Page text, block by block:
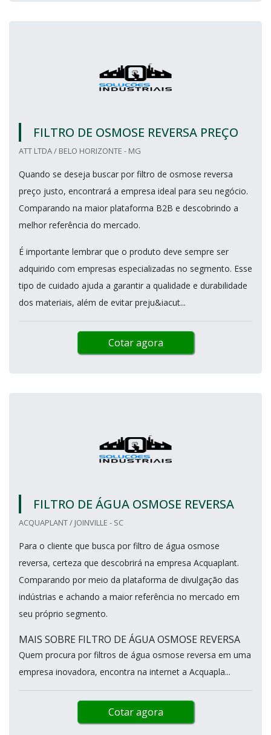
FILTRO DE OSMOSE REVERSA PREÇO
ATT LTDA / BELO HORIZONTE - MG
Quando se deseja buscar por filtro de osmose reversa
preço justo, encontrará a empresa ideal para seu negócio.
Comparando na maior plataforma B2B e descobrindo a
melhor referência do mercado.
É importante lembrar que o produto deve sempre ser
adquirido com empresas especializadas no segmento. Esse
tipo de cuidado ajuda a garantir a qualidade e durabilidade
dos materiais, além de evitar preju&iacut...
Cotar agora
FILTRO DE ÁGUA OSMOSE REVERSA
ACQUAPLANT / JOINVILLE - SC
Para o cliente que busca por filtro de água osmose
reversa, certeza que descobrirá na empresa Acquaplant.
Comparando por meio da plataforma de divulgação das
indústrias e achando a maior referência no mercado em
seu próprio segmento.
MAIS SOBRE FILTRO DE ÁGUA OSMOSE REVERSA
Quem procura por filtros de água osmose reversa em uma
empresa inovadora, encontra na internet a Acquapla...
Cotar agora